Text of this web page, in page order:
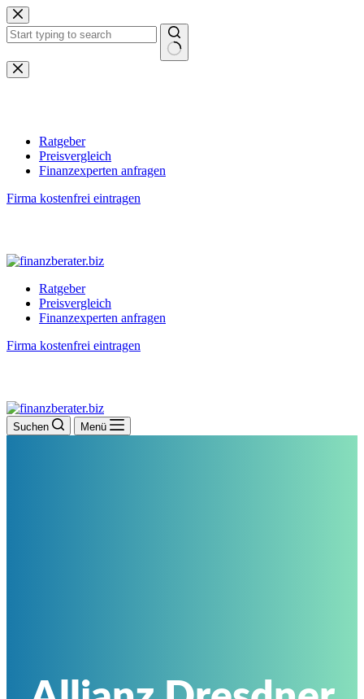
Zum
Inhalt
springen
Keine
Ergebnisse
Ratgeber
Preisvergleich
Finanzexperten anfragen
Firma kostenfrei eintragen
Ratgeber
Preisvergleich
Finanzexperten anfragen
Firma kostenfrei eintragen
Suchen Menü